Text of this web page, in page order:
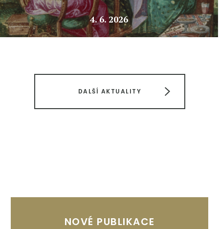
4. 6. 2026
DALŠÍ AKTUALITY
NOVÉ PUBLIKACE